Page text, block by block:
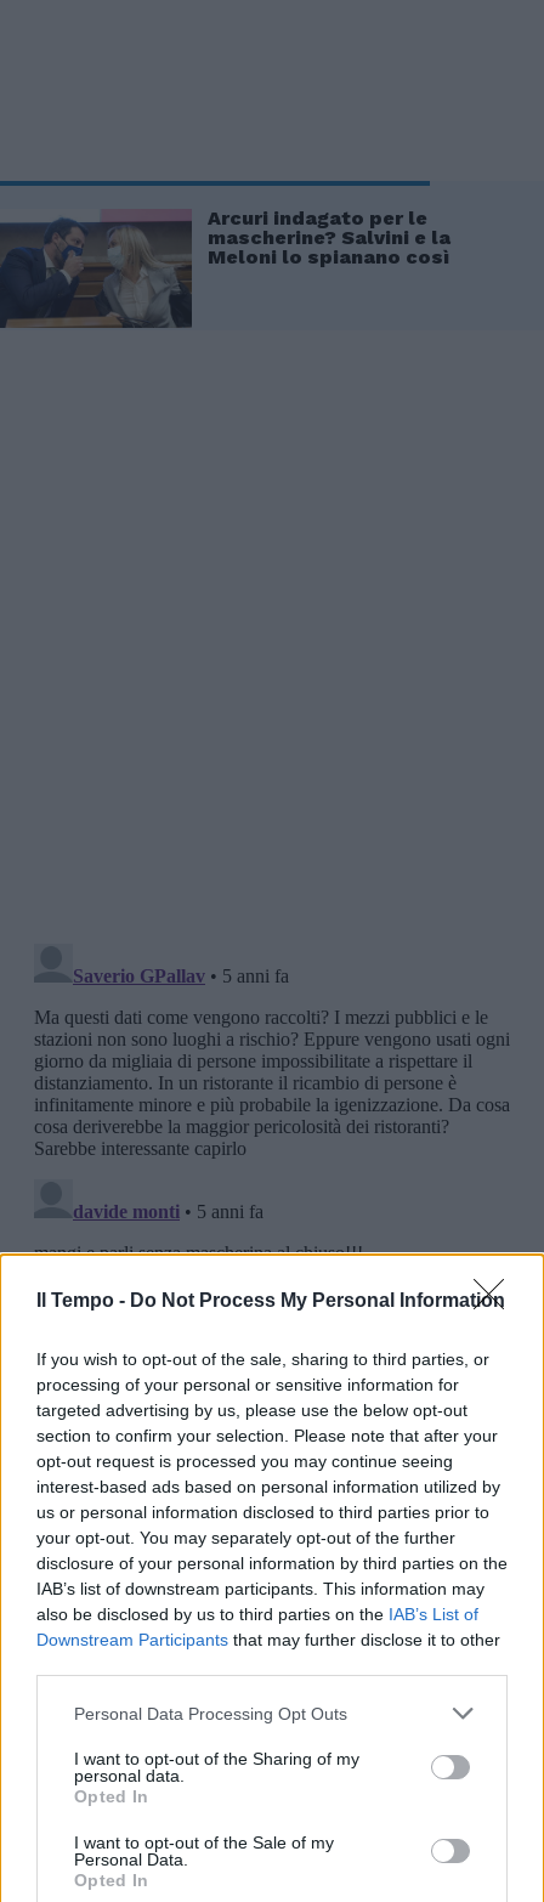
Il Tempo - Do Not Process My Personal Information
If you wish to opt-out of the sale, sharing to third parties, or
processing of your personal or sensitive information for
targeted advertising by us, please use the below opt-out
section to confirm your selection. Please note that after your
opt-out request is processed you may continue seeing
interest-based ads based on personal information utilized by
us or personal information disclosed to third parties prior to
your opt-out. You may separately opt-out of the further
disclosure of your personal information by third parties on the
IAB’s list of downstream participants. This information may
also be disclosed by us to third parties on the IAB’s List of
Downstream Participants that may further disclose it to other
Personal Data Processing Opt Outs
I want to opt-out of the Sharing of my
personal data.
Opted In
I want to opt-out of the Sale of my
Personal Data.
Opted In
Arcuri indagato per le
mascherine? Salvini e la
Meloni lo spianano così
In evidenza